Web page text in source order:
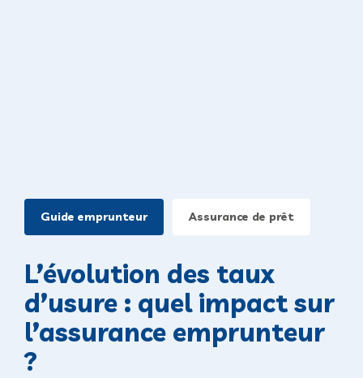
Guide emprunteur Assurance de prêt
L’évolution des taux
d’usure : quel impact sur
l’assurance emprunteur
?